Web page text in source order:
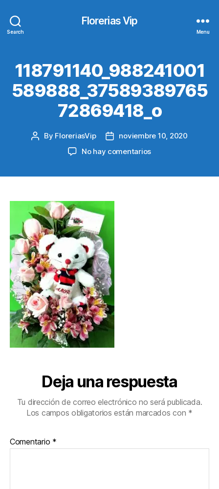
Search
Florerias Vip
Menu
118791140_988241001
589888_37589389765
72869418_o
Post
By FloreriasVip
Postnoviembre 10, 2020
No hay comentariosen
Deja una respuesta
Tu dirección de correo electrónico no será publicada.
Los campos obligatorios están marcados con *
Comentario *